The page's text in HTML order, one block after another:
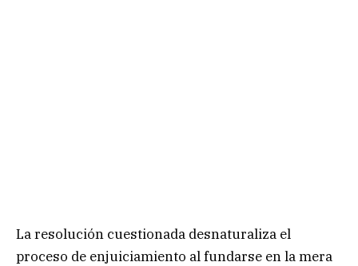
La resolución cuestionada desnaturaliza el
proceso de enjuiciamiento al fundarse en la mera